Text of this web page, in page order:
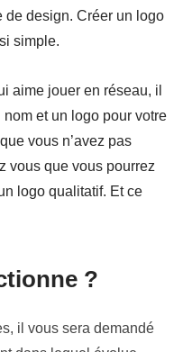
de design. Créer un logo
simple.
aime jouer en réseau, il
et un logo pour votre
vous n’avez pas
vous que vous pourrez
logo qualitatif. Et ce
?
, il vous sera demandé